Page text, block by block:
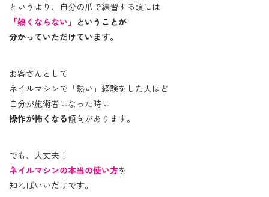
というより、自分の爪で練習する頃には
「熱くならない」 ということが
分かっていただけています。
お客さんとして
ネイルマシンで「熱い」経験をした人ほど
自分が施術者になった時に
操作が怖くなる傾向があります。
でも、大丈夫！
ネイルマシンの本当の使い方を
知ればいいだけです。